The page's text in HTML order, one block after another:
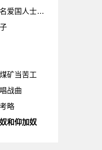
人士王卓然
矿当苦工
战曲
略
和仰加奴